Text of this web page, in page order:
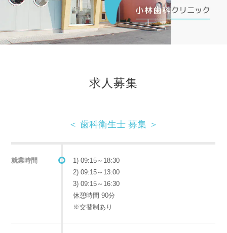
求人募集
＜ 歯科衛生士 募集 ＞
‪就業時間
1) 09:15～18:30 ‬
‪2) 09:15～13:00 ‬
3) 09:15～16:30
休憩時間 90分
※交替制あり